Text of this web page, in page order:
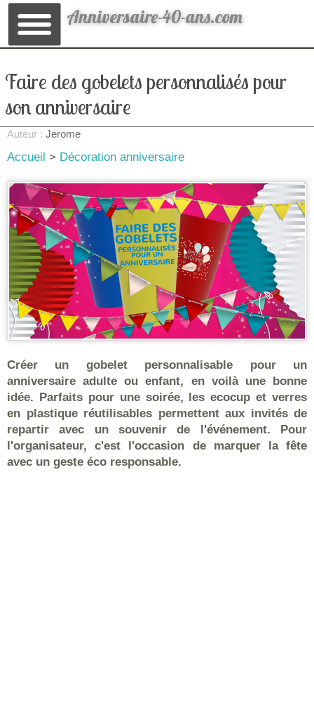
Anniversaire-40-ans.com
Faire des gobelets personnalisés pour
son anniversaire
Auteur : Jerome
Accueil > Décoration anniversaire
Créer un gobelet personnalisable pour un
anniversaire adulte ou enfant, en voilà une bonne
idée. Parfaits pour une soirée, les ecocup et verres
en plastique réutilisables permettent aux invités de
repartir avec un souvenir de l'événement. Pour
l'organisateur, c'est l'occasion de marquer la fête
avec un geste éco responsable.